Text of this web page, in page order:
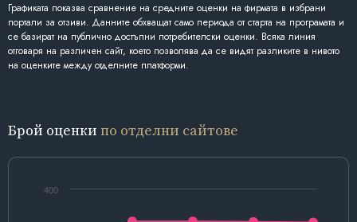
Графиката показва сравнение на средните оценки на фирмата в избрани
портали за отзиви. Данните обхващат само периода от старта на програмата и
се базират на публично достъпни потребителски оценки. Всяка линия
отговаря на различен сайт, което позволява да се видят разликите в нивото
на оценките между отделните платформи.
Брой оценки по отделни сайтове
400